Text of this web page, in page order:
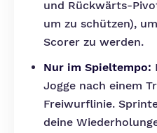
und Rückwärts-
um zu schützen),
Scorer zu werden.
Nur im Spieltempo:
Jogge nach einem
Freiwurflinie.
deine